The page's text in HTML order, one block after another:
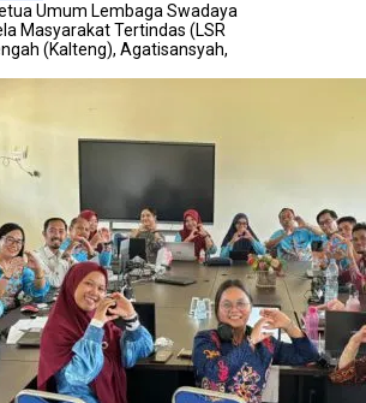
Umum Lembaga Swadaya
Masyarakat Tertindas (LSR
(Kalteng), Agatisansyah,